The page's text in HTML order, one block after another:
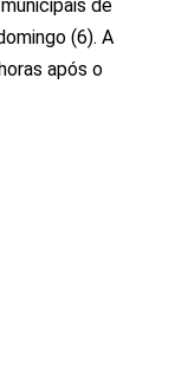
de
(6). A
após o